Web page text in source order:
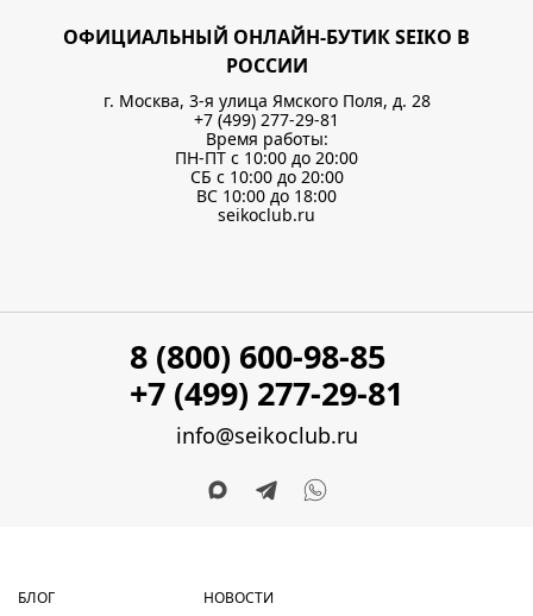
ОФИЦИАЛЬНЫЙ ОНЛАЙН-БУТИК SEIKO В
РОССИИ
г. Москва, 3-я улица Ямского Поля, д. 28
+7 (499) 277-29-81
Время работы:
ПН-ПТ с 10:00 до 20:00
СБ с 10:00 до 20:00
ВС 10:00 до 18:00
seikoclub.ru
8 (800) 600-98-85
+7 (499) 277-29-81
info@seikoclub.ru
БЛОГ
НОВОСТИ